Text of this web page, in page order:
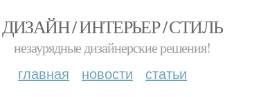
ДИЗАЙН / ИНТЕРЬЕР / СТИЛЬ
незаурядные дизайнерские решения!
главная новости статьи